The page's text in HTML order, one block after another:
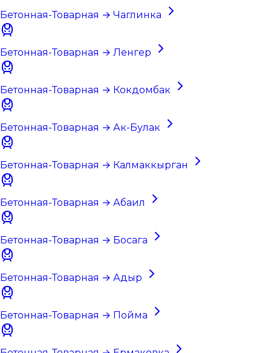
Бетонная-Товарная → Чаглинка
Бетонная-Товарная → Ленгер
Бетонная-Товарная → Кокдомбак
Бетонная-Товарная → Ак-Булак
Бетонная-Товарная → Калмаккырган
Бетонная-Товарная → Абаил
Бетонная-Товарная → Босага
Бетонная-Товарная → Адыр
Бетонная-Товарная → Пойма